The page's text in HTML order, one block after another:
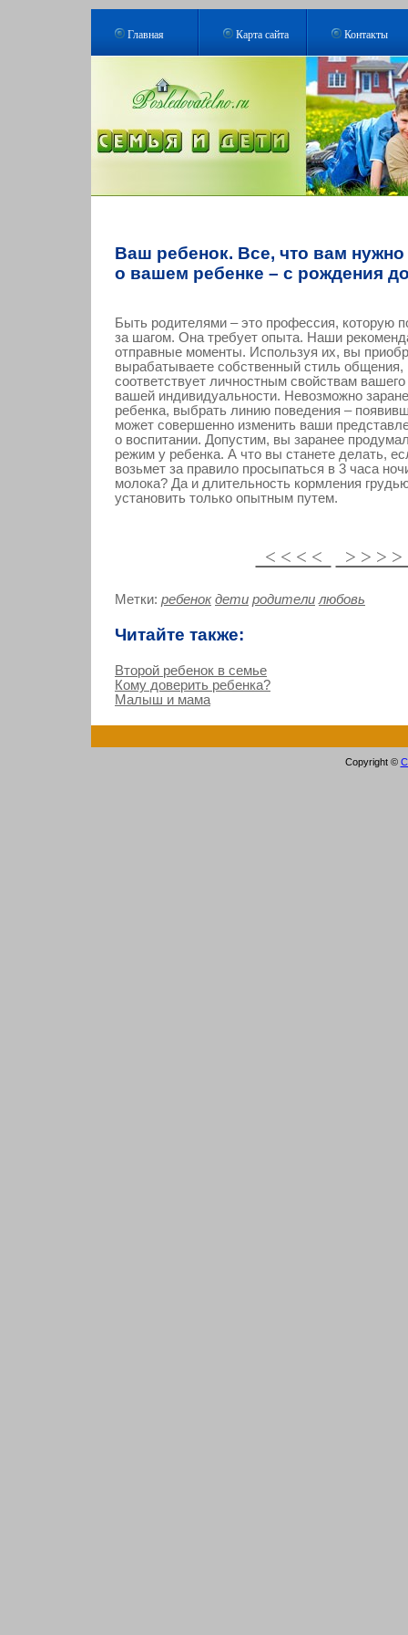
Главная Карта сайта Контакты
Ваш ребенок. Все, что вам нужно
о вашем ребенке – с рождения
Быть родителями – это профессия, которую
за шагом. Она требует опыта. Наши
отправные моменты. Используя их, вы
вырабатываете собственный стиль общения,
соответствует личностным свойствам
вашей индивидуальности. Невозможно
ребенка, выбрать линию поведения –
может совершенно изменить ваши
о воспитании. Допустим, вы заранее
режим у ребенка. А что вы станете делать,
возьмет за правило просыпаться в 3 часа
молока? Да и длительность кормления
установить только опытным путем.
< < < < > > >
Метки: ребенок дети родители любовь
Читайте также:
Второй ребенок в семье
Кому доверить ребенка?
Малыш и мама
Copyright ©